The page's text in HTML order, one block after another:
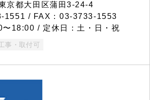
都大田区蒲田3-24-4
1551 / FAX：03-3733-1553
〜18:00 / 定休日：土・日・祝
事・取付可